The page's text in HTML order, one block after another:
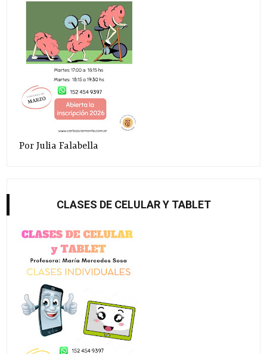
Por Julia Falabella
CLASES DE CELULAR Y TABLET